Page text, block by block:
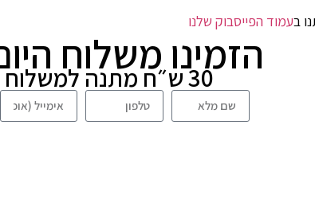
בעמוד הפייסבוק שלנו
הזמינו משלוח
30 ש״ח מתנה למשלוח הבא!